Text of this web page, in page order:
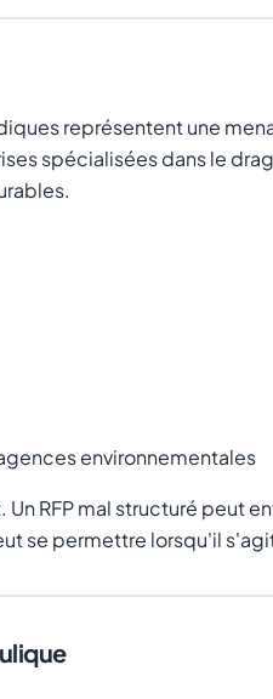
représentent une
spécialisées dans le
environnementales
RFP mal structuré peut
se permettre lorsqu'il